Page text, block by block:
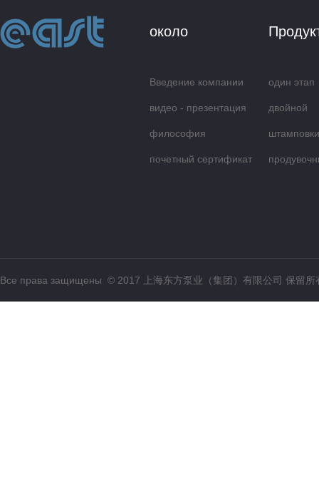
около
Введение компании
видео - презентация
философия
обслуживания
почетный сертификат
один этап
двойной
Все права защищены © 2017 上海东方泵业（集团）有限公司 保留